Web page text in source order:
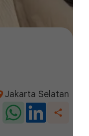
Jakarta Selatan